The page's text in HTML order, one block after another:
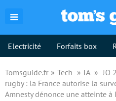
Electricité Forfaits box
Tomsguide.fr Tech IA
JO
rugby : la France autorise la
Amnesty dénonce une atteinte